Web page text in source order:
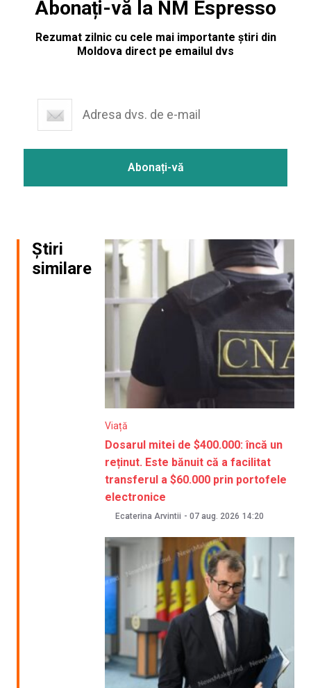
Abonați-vă la NM Espresso
Rezumat zilnic cu cele mai importante știri din
Moldova direct pe emailul dvs
Știri
similare
Viață
Dosarul mitei de $400.000: încă un
reținut. Este bănuit că a facilitat
transferul a $60.000 prin portofele
electronice
Ecaterina Arvintii - 07 aug. 2026 14:20